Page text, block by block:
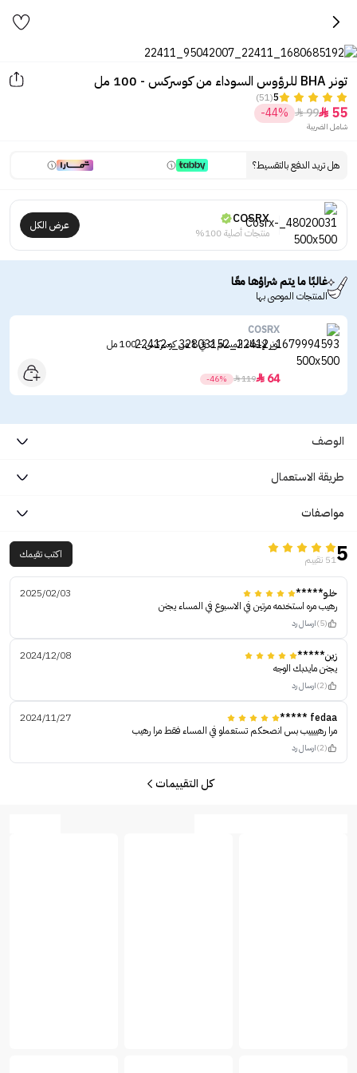
تونر BHA للرؤوس السوداء من كوسركس - 100 مل
5
(51)
55

99

-44%
شامل الضريبة
هل تريد الدفع بالتقسيط؟
COSRX
منتجات أصلية 100%
عرض الكل
غالبًا ما يتم شراؤها معًا
المنتجات الموصى بها
COSRX
تونر لإخفاء المسام 2 في 1 من كوسركس - 100 مل
64

119

-46%
الوصف
طريقة الاستعمال
مواصفات
551 تقييم اكتب تقيمك
خلو*****
2025/02/03
رهيب مره استخدمه مرتين في الاسبوع في المساء يجنن
(5) ارسال رد
زين*****
2024/12/08
يجنن مايدبك الوجه
(2) ارسال رد
fedaa *****
2024/11/27
مرا رهييييب بس انصحكم تستعملو في المساء فقط مرا رهيب
(2) ارسال رد
كل التقييمات